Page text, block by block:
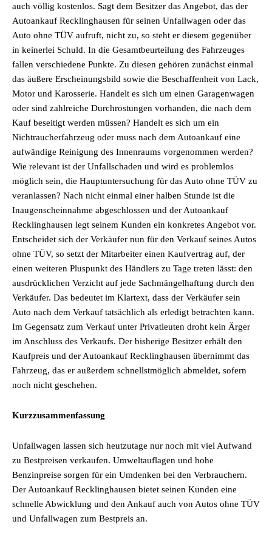
auch völlig kostenlos. Sagt dem Besitzer das Angebot, das der
Autoankauf Recklinghausen für seinen Unfallwagen oder das
Auto ohne TÜV aufruft, nicht zu, so steht er diesem gegenüber
in keinerlei Schuld. In die Gesamtbeurteilung des Fahrzeuges
fallen verschiedene Punkte. Zu diesen gehören zunächst einmal
das äußere Erscheinungsbild sowie die Beschaffenheit von Lack,
Motor und Karosserie. Handelt es sich um einen Garagenwagen
oder sind zahlreiche Durchrostungen vorhanden, die nach dem
Kauf beseitigt werden müssen? Handelt es sich um ein
Nichtraucherfahrzeug oder muss nach dem Autoankauf eine
aufwändige Reinigung des Innenraums vorgenommen werden?
Wie relevant ist der Unfallschaden und wird es problemlos
möglich sein, die Hauptuntersuchung für das Auto ohne TÜV zu
veranlassen? Nach nicht einmal einer halben Stunde ist die
Inaugenscheinnahme abgeschlossen und der Autoankauf
Recklinghausen legt seinem Kunden ein konkretes Angebot vor.
Entscheidet sich der Verkäufer nun für den Verkauf seines Autos
ohne TÜV, so setzt der Mitarbeiter einen Kaufvertrag auf, der
einen weiteren Pluspunkt des Händlers zu Tage treten lässt: den
ausdrücklichen Verzicht auf jede Sachmängelhaftung durch den
Verkäufer. Das bedeutet im Klartext, dass der Verkäufer sein
Auto nach dem Verkauf tatsächlich als erledigt betrachten kann.
Im Gegensatz zum Verkauf unter Privatleuten droht kein Ärger
im Anschluss des Verkaufs. Der bisherige Besitzer erhält den
Kaufpreis und der Autoankauf Recklinghausen übernimmt das
Fahrzeug, das er außerdem schnellstmöglich abmeldet, sofern
noch nicht geschehen.
Kurzzusammenfassung
Unfallwagen lassen sich heutzutage nur noch mit viel Aufwand
zu Bestpreisen verkaufen. Umweltauflagen und hohe
Benzinpreise sorgen für ein Umdenken bei den Verbrauchern.
Der Autoankauf Recklinghausen bietet seinen Kunden eine
schnelle Abwicklung und den Ankauf auch von Autos ohne TÜV
und Unfallwagen zum Bestpreis an.